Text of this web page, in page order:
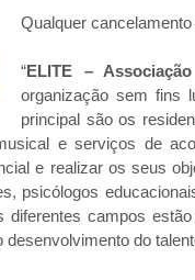
Qualquer
“ELITE –
organização sem fins
principal são os
e serviços de
e realizar os seus
psicólogos
campos
do